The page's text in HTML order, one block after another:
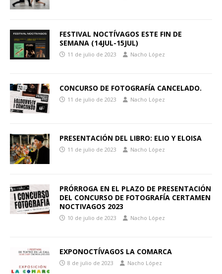
FESTIVAL NOCTÍVAGOS ESTE FIN DE
SEMANA (14JUL-15JUL)
11 de julio de 2023 Nacho López
CONCURSO DE FOTOGRAFÍA CANCELADO.
11 de julio de 2023 Nacho López
PRESENTACIÓN DEL LIBRO: ELIO Y ELOISA
11 de julio de 2023 Nacho López
PRÓRROGA EN EL PLAZO DE PRESENTACIÓN
DEL CONCURSO DE FOTOGRAFÍA CERTAMEN
NOCTIVAGOS 2023
10 de julio de 2023 Nacho López
EXPONOCTÍVAGOS LA COMARCA
8 de julio de 2023 Nacho López